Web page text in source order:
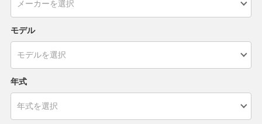
モデル
年式